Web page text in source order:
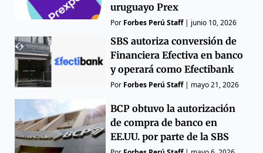
uruguayo Prex
Por Forbes Perú Staff| junio 10, 2026
SBS autoriza conversión de
Financiera Efectiva en banco
y operará como Efectibank
Por Forbes Perú Staff| mayo 21, 2026
BCP obtuvo la autorización
de compra de banco en
EE.UU. por parte de la SBS